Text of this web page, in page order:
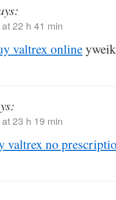
22 h 41 min
valtrex online
23 h 19 min
valtrex no